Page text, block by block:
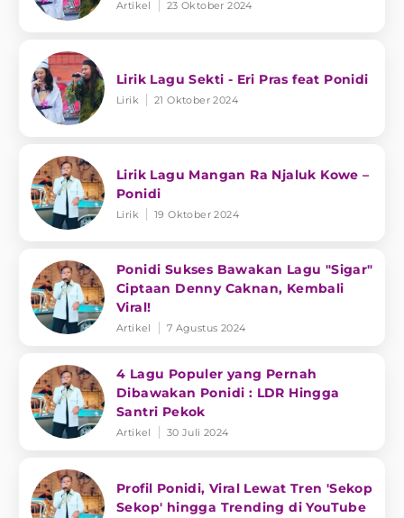
Artikel 23 Oktober 2024
Lirik Lagu Sekti - Eri Pras feat Ponidi
Lirik 21 Oktober 2024
Lirik Lagu Mangan Ra Njaluk Kowe –
Ponidi
Lirik 19 Oktober 2024
Ponidi Sukses Bawakan Lagu "Sigar"
Ciptaan Denny Caknan, Kembali
Viral!
Artikel 7 Agustus 2024
4 Lagu Populer yang Pernah
Dibawakan Ponidi : LDR Hingga
Santri Pekok
Artikel 30 Juli 2024
Profil Ponidi, Viral Lewat Tren 'Sekop
Sekop' hingga Trending di YouTube